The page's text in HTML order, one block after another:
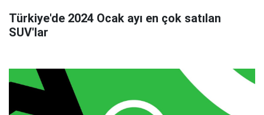
Türkiye'de 2024 Ocak ayı en çok satılan
SUV'lar